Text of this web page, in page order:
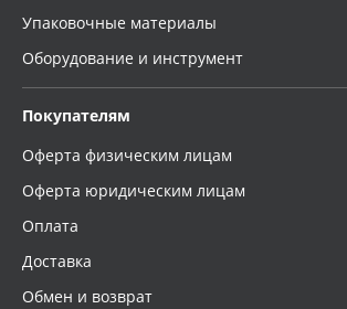
Упаковочные материалы
Оборудование и инструмент
Покупателям
Оферта физическим лицам
Оферта юридическим лицам
Оплата
Доставка
Обмен и возврат